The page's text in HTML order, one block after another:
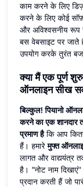
काम करने के लिए
करने के लिए कोई
और अविश्वसनीय रूप
बस वेबसाइट पर जाते
उपयोग करके तुरंत
क्या मैं एक पूर्ण
ऑनलाइन सीख
बिल्कुल! पियानो
करने का एक शानदार
प्रमाण हैकि आप
हैं। हमारेमुफ्त
लागत और वाद्ययंत्र
है। "नोट नाम
प्रदान करती हैं जो